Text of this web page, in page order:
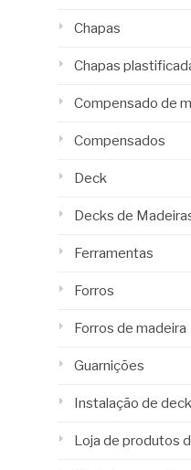
Chapas
Chapas
Compensado de
Compensados
Deck
Decks de
Ferramentas
Forros
Forros de madeira
Guarnições
Instalação de
Loja de produtos